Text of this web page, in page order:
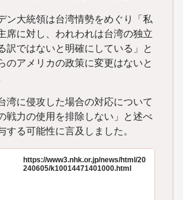
ン大統領は台湾情勢をめぐり「私
席に対し、われわれは台湾の独立
訳ではないと明確にしている」と
のアメリカの政策に変更はないと
湾に侵攻した場合の対応について
戦力の使用を排除しない」と述べ
する可能性に言及しました。
https://www3.nhk.or.jp/news/html/20
240605/k10014471401000.html